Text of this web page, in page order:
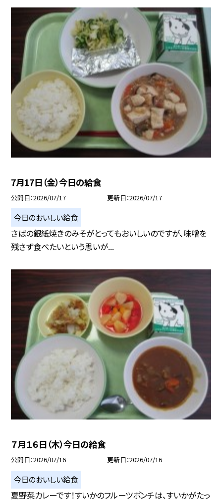
7月17日（金）今日の給食
公開日 2026/07/17 更新日 2026/07/17
今日のおいしい給食
さばの銀紙焼きのみそがとってもおいしいのですが、味噌を
残さず食べたいという思いが...
７月１６日（木）今日の給食
公開日 2026/07/16 更新日 2026/07/16
今日のおいしい給食
夏野菜カレーです！すいかのフルーツポンチは、すいかがたっ